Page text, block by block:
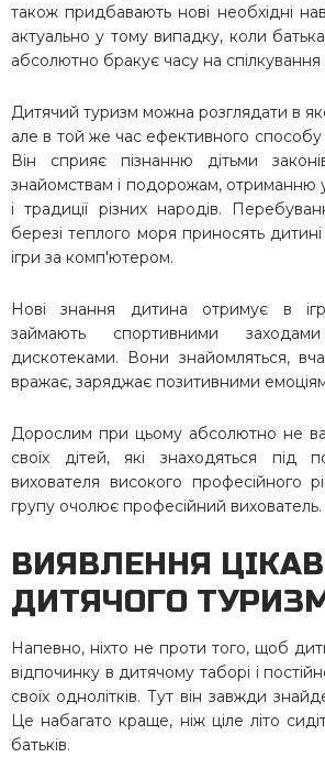
також придбавають нові необхідні
актуально у тому випадку, коли
абсолютно бракує часу на
Дитячий туризм можна розглядати в
але в той же час ефективного способу
Він сприяє пізнанню дітьми
знайомствам і подорожам, отриманню
і традиції різних народів.
березі теплого моря приносять
ігри за комп'ютером.
Нові знання дитина отримує в
займають спортивними
дискотеками. Вони знайомляться,
вражає, заряджає позитивними
Дорослим при цьому абсолютно не
своїх дітей, які знаходяться під
вихователя високого професійного
групу очолює професійний вихователь.
ВИЯВЛЕННЯ
ДИТЯЧОГО
Напевно, ніхто не проти того, щоб
відпочинку в дитячому таборі і
своїх однолітків. Тут він завжди
Це набагато краще, ніж ціле літо
батьків.